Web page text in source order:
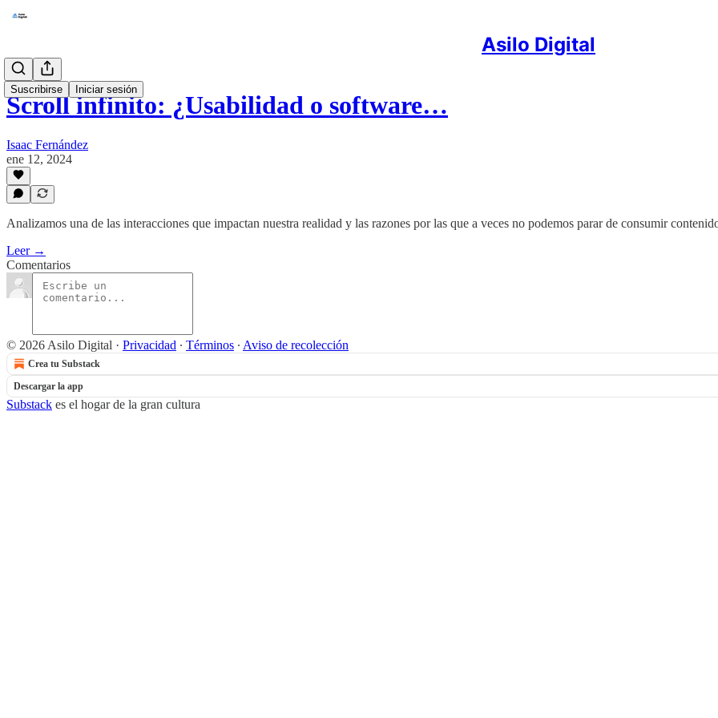
Asilo Digital
Suscribirse Iniciar sesión
Scroll infinito: ¿Usabilidad o software…
Isaac Fernández
ene 12, 2024
Analizamos una de las interacciones que impactan nuestra realidad y las razones por las que a veces no podemos parar de consumir
Leer →
Comentarios
© 2026 Asilo Digital · Privacidad ∙ Términos ∙ Aviso de recolección
Crea tu Substack
Descargar la app
Substack es el hogar de la gran cultura